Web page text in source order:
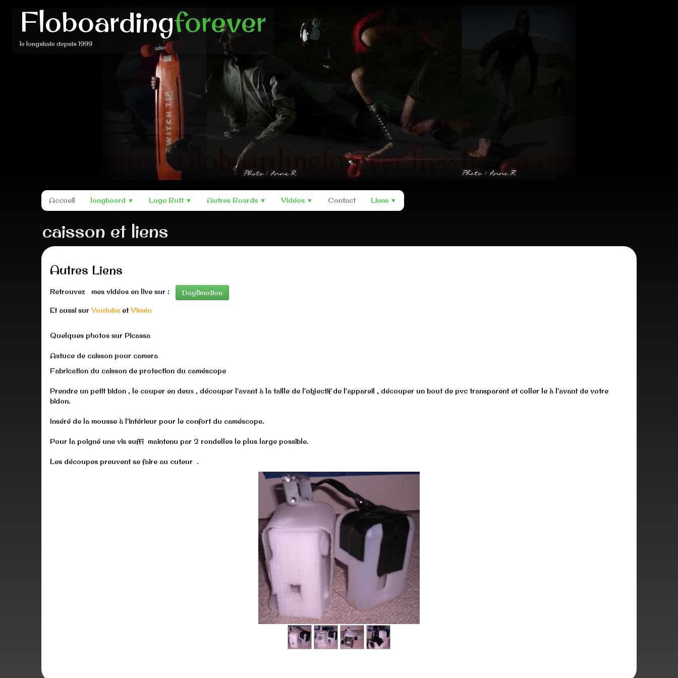
Floboardingforever
le longskate depuis 1999
Accueil longboard ▼ Luge Butt ▼ Autres Boards ▼ Vidéos ▼ Contact Liens ▼
caisson et liens
Autres Liens
Retrouvez mes vidéos en live sur :
Daylimotion
Et aussi sur Youtube etViméo
Quelques photos sur Picassa
Astuce de caisson pour camera
Fabrication du caisson de protection du caméscope
Prendre un petit bidon , le couper en deux , découper l'avant à la taille de l'objectif de l'appareil , découper un bout de pvc transparent et coller le à l'avant de votre
bidon.
Inséré de la mousse à l'intérieur pour le confort du caméscope.
Pour la poigné une vis suffi maintenu par 2 rondelles le plus large possible.
Les découpes preuvent se faire au cuteur .